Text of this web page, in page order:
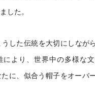
した。
うした伝統を大切にしなが
により、世界中の多様な
に、似合う帽子をオーバ